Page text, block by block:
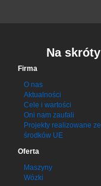
Na skróty
Firma
O nas
Aktualności
Cele i wartości
Oni nam zaufali
Projekty realizowane ze
środków UE
Oferta
Maszyny
Wózki